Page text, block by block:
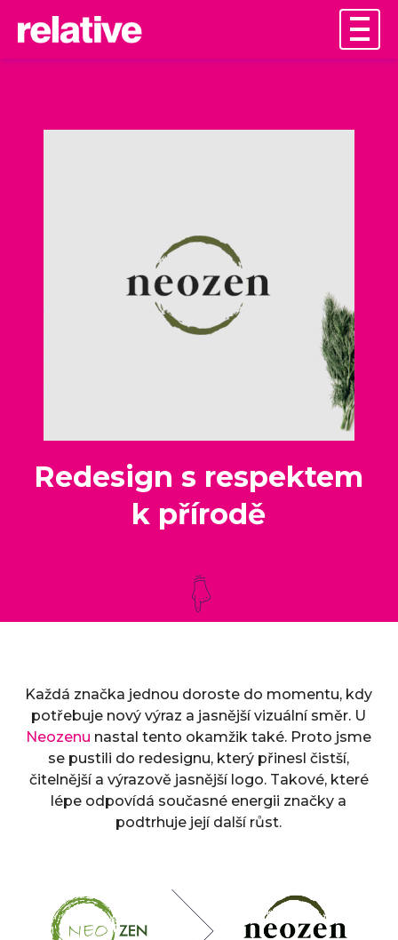
Redesign s respektem
k přírodě
Každá značka jednou doroste do momentu, kdy
potřebuje nový výraz a jasnější vizuální směr. U
Neozenu nastal tento okamžik také. Proto jsme
se pustili do redesignu, který přinesl čistší,
čitelnější a výrazově jasnější logo. Takové, které
lépe odpovídá současné energii značky a
podtrhuje její další růst.